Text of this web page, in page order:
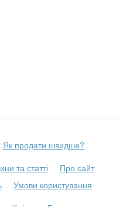
Як продати швидше?
та статті
Про сайт
Умови користування